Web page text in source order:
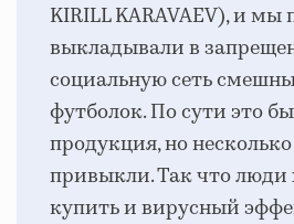
KIRILL KARAVAEV), и мы
выкладывали в
социальную сеть
футболок. По сути это
продукция, но
привыкли. Так что люди
купить и вирусный